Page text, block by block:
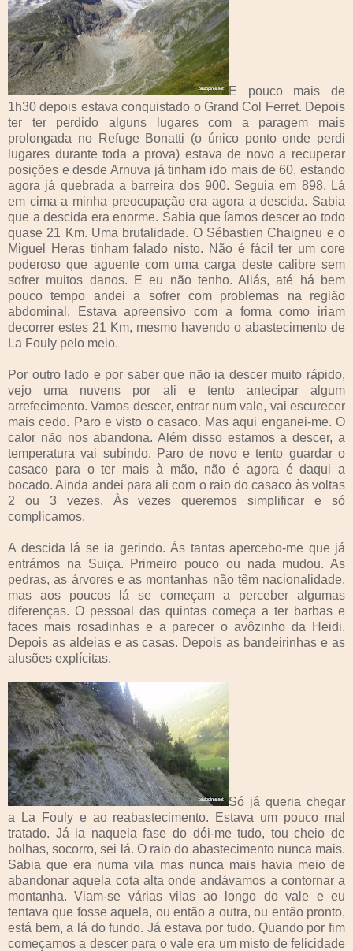
E pouco mais de
1h30 depois estava conquistado o Grand Col Ferret. Depois
ter ter perdido alguns lugares com a paragem mais
prolongada no Refuge Bonatti (o único ponto onde perdi
lugares durante toda a prova) estava de novo a recuperar
posições e desde Arnuva já tinham ido mais de 60, estando
agora já quebrada a barreira dos 900. Seguia em 898. Lá
em cima a minha preocupação era agora a descida. Sabia
que a descida era enorme. Sabia que íamos descer ao todo
quase 21 Km. Uma brutalidade. O Sébastien Chaigneu e o
Miguel Heras tinham falado nisto. Não é fácil ter um core
poderoso que aguente com uma carga deste calibre sem
sofrer muitos danos. E eu não tenho. Aliás, até há bem
pouco tempo andei a sofrer com problemas na região
abdominal. Estava apreensivo com a forma como iriam
decorrer estes 21 Km, mesmo havendo o abastecimento de
La Fouly pelo meio.
Por outro lado e por saber que não ia descer muito rápido,
vejo uma nuvens por ali e tento antecipar algum
arrefecimento. Vamos descer, entrar num vale, vai escurecer
mais cedo. Paro e visto o casaco. Mas aqui enganei-me. O
calor não nos abandona. Além disso estamos a descer, a
temperatura vai subindo. Paro de novo e tento guardar o
casaco para o ter mais à mão, não é agora é daqui a
bocado. Ainda andei para ali com o raio do casaco às voltas
2 ou 3 vezes. Às vezes queremos simplificar e só
complicamos.
A descida lá se ia gerindo. Às tantas apercebo-me que já
entrámos na Suiça. Primeiro pouco ou nada mudou. As
pedras, as árvores e as montanhas não têm nacionalidade,
mas aos poucos lá se começam a perceber algumas
diferenças. O pessoal das quintas começa a ter barbas e
faces mais rosadinhas e a parecer o avôzinho da Heidi.
Depois as aldeias e as casas. Depois as bandeirinhas e as
alusões explícitas.
Só já queria chegar
a La Fouly e ao reabastecimento. Estava um pouco mal
tratado. Já ia naquela fase do dói-me tudo, tou cheio de
bolhas, socorro, sei lá. O raio do abastecimento nunca mais.
Sabia que era numa vila mas nunca mais havia meio de
abandonar aquela cota alta onde andávamos a contornar a
montanha. Viam-se várias vilas ao longo do vale e eu
tentava que fosse aquela, ou então a outra, ou então pronto,
está bem, a lá do fundo. Já estava por tudo. Quando por fim
começamos a descer para o vale era um misto de felicidade